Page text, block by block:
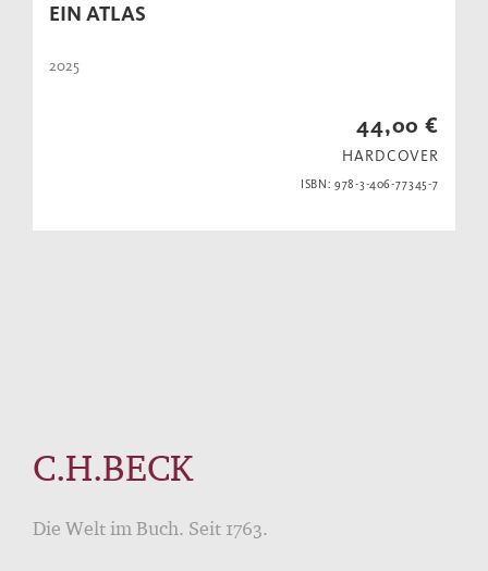
EIN ATLAS
2025
44,00 €
HARDCOVER
ISBN: 978-3-406-77345-7
C.H.BECK
Die Welt im Buch. Seit 1763.